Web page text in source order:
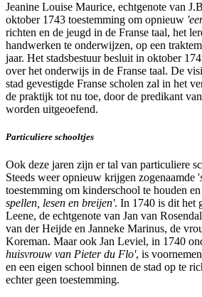
Jeanine Louise Maurice, echtgenote van
oktober 1743 toestemming om opnieuw
richten en de jeugd in de Franse taal, het
handwerken te onderwijzen, op een
jaar. Het stadsbestuur besluit in oktober
over het onderwijs in de Franse taal. De
stad gevestigde Franse scholen zal in het
de praktijk tot nu toe, door de predikant
worden uitgeoefend.
Particuliere schooltjes
Ook deze jaren zijn er tal van particuliere
Steeds weer opnieuw krijgen zogenaamde '
toestemming om kinderschool te houden en
spellen, lesen en breijen'. In 1740 is dit het
Leene, de echtgenote van Jan van
van der Heijde en Janneke Marinus, de
Koreman. Maar ook Jan Leviel, in 1740
huisvrouw van Pieter du Flo', is
en een eigen school binnen de stad op te
echter geen toestemming.